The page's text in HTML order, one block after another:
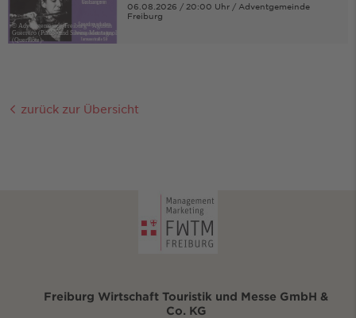
© Adventgemeinde Freiburg - Agustin
Guerrero (Piano) und Silvina Montagnoli
(Querflöte)
06.08.2026 / 20:00 Uhr / Adventgemeinde
Freiburg
zurück zur Übersicht
Freiburg Wirtschaft Touristik und Messe GmbH &
Co. KG